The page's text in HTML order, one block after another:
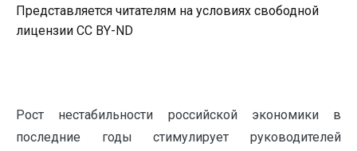
Представляется читателям на условиях свободной
лицензии CC BY-ND
Рост нестабильности российской экономики в
последние годы стимулирует руководителей